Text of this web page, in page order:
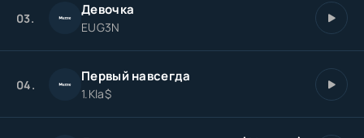
03. Девочка
EUG3N
04. Первый навсегда
1.Kla$